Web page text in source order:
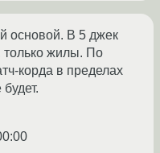
основой. В 5 джек
только жилы. По
корда в пределах